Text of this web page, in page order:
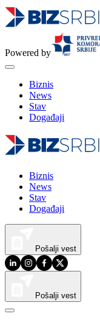
Powered by
Biznis
News
Stav
Događaji
Biznis
News
Stav
Događaji
Pošalji vest
Pošalji vest